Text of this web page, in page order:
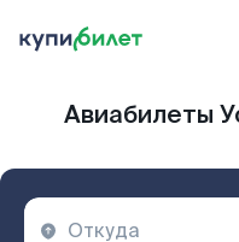
Авиабилеты